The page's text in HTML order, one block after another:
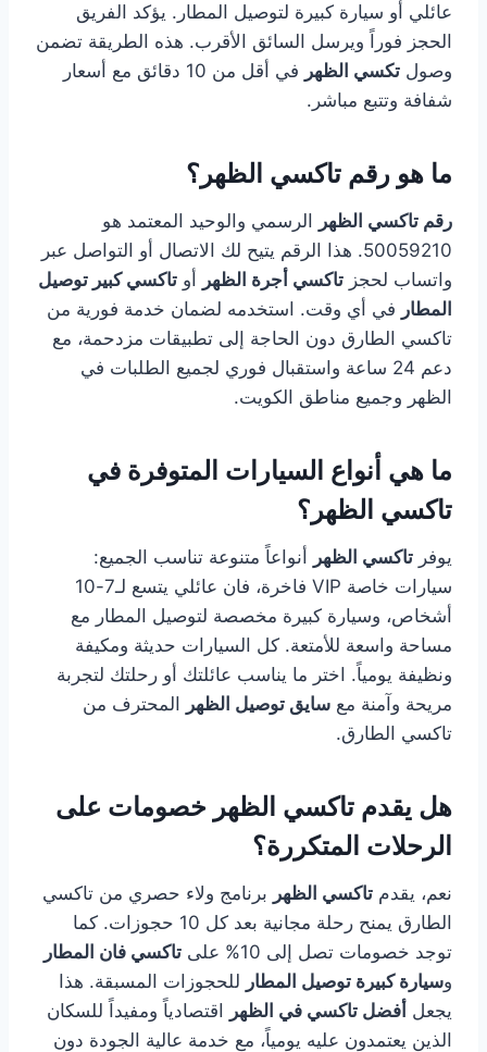
عائلي أو سيارة كبيرة لتوصيل المطار. يؤكد الفريق
الحجز فوراً ويرسل السائق الأقرب. هذه الطريقة تضمن
وصول تكسي الظهر
في أقل من 10 دقائق مع أسعار
شفافة وتتبع مباشر.
ما هو رقم تاكسي الظهر؟
رقم تاكسي الظهر الرسمي والوحيد المعتمد هو
50059210. هذا الرقم يتيح لك الاتصال أو التواصل عبر
واتساب لحجز تاكسي أجرة الظهر أو تاكسي كبير توصيل
المطار في أي وقت. استخدمه لضمان خدمة فورية من
تاكسي الطارق دون الحاجة إلى تطبيقات مزدحمة، مع
دعم 24 ساعة واستقبال فوري لجميع الطلبات في
الظهر وجميع مناطق الكويت.
ما هي أنواع السيارات المتوفرة في
تاكسي الظهر؟
يوفر تاكسي الظهر أنواعاً متنوعة تناسب الجميع:
سيارات خاصة VIP فاخرة، فان عائلي يتسع لـ7-10
أشخاص، وسيارة كبيرة مخصصة لتوصيل المطار مع
مساحة واسعة للأمتعة. كل السيارات حديثة ومكيفة
ونظيفة يومياً. اختر ما يناسب عائلتك أو رحلتك لتجربة
مريحة وآمنة مع سايق توصيل الظهر المحترف من
تاكسي الطارق.
هل يقدم تاكسي الظهر خصومات على
الرحلات المتكررة؟
نعم، يقدم تاكسي الظهر برنامج ولاء حصري من تاكسي
الطارق يمنح رحلة مجانية بعد كل 10 حجوزات. كما
توجد خصومات تصل إلى 10% على
تاكسي فان المطار
وسيارة كبيرة توصيل المطار للحجوزات المسبقة. هذا
يجعل أفضل تاكسي في الظهر اقتصادياً ومفيداً للسكان
الذين يعتمدون عليه يومياً، مع خدمة عالية الجودة دون